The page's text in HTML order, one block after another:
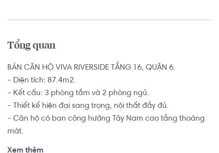
Tổng quan
BÁN CĂN HỘ VIVA RIVERSIDE TẦNG 16, QUẬN 6.
- Diện tích: 87.4m2.
- Kết cấu: 3 phòng tắm và 2 phòng ngủ.
- Thiết kế hiện đại sang trọng, nội thất đầy đủ.
- Căn hộ có ban công hướng Tây Nam cao tầng thoáng
mát.
Xem thêm